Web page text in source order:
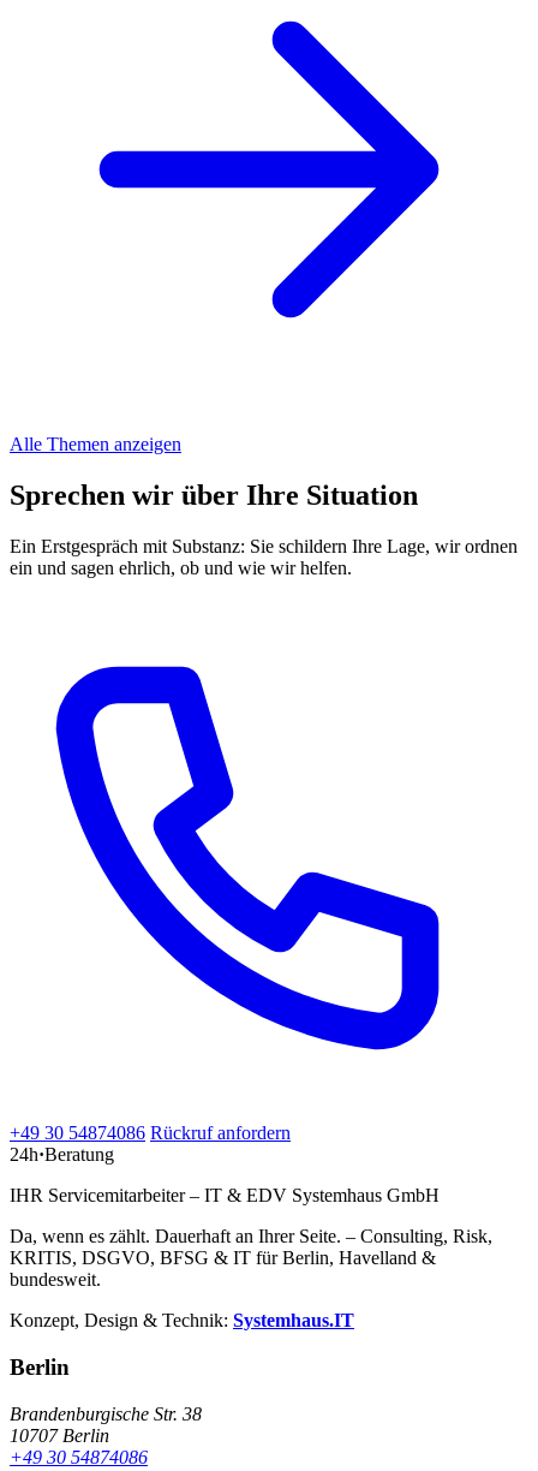
Alle Themen anzeigen
Sprechen wir über Ihre Situation
Ein Erstgespräch mit Substanz: Sie schildern Ihre Lage, wir ordnen
ein und sagen ehrlich, ob und wie wir helfen.
+49 30 54874086 Rückruf anfordern
24h·Beratung
IHR Servicemitarbeiter – IT & EDV Systemhaus GmbH
Da, wenn es zählt. Dauerhaft an Ihrer Seite. – Consulting, Risk,
KRITIS, DSGVO, BFSG & IT für Berlin, Havelland &
bundesweit.
Konzept, Design & Technik: Systemhaus.IT
Berlin
Brandenburgische Str. 38
10707 Berlin
+49 30 54874086